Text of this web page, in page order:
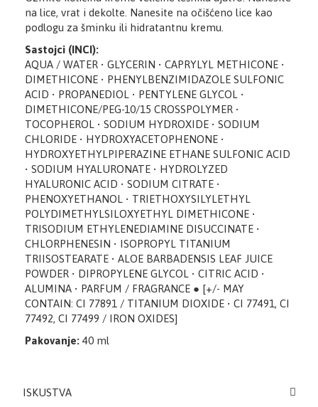
na lice, vrat i dekolte. Nanesite na očišćeno lice kao
podlogu za šminku ili hidratantnu kremu.
Sastojci (INCI):
AQUA / WATER • GLYCERIN • CAPRYLYL METHICONE •
DIMETHICONE • PHENYLBENZIMIDAZOLE SULFONIC
ACID • PROPANEDIOL • PENTYLENE GLYCOL •
DIMETHICONE/PEG-10/15 CROSSPOLYMER •
TOCOPHEROL • SODIUM HYDROXIDE • SODIUM
CHLORIDE • HYDROXYACETOPHENONE •
HYDROXYETHYLPIPERAZINE ETHANE SULFONIC ACID
• SODIUM HYALURONATE • HYDROLYZED
HYALURONIC ACID • SODIUM CITRATE •
PHENOXYETHANOL • TRIETHOXYSILYLETHYL
POLYDIMETHYLSILOXYETHYL DIMETHICONE •
TRISODIUM ETHYLENEDIAMINE DISUCCINATE •
CHLORPHENESIN • ISOPROPYL TITANIUM
TRIISOSTEARATE • ALOE BARBADENSIS LEAF JUICE
POWDER • DIPROPYLENE GLYCOL • CITRIC ACID •
ALUMINA • PARFUM / FRAGRANCE ● [+/- MAY
CONTAIN: CI 77891 / TITANIUM DIOXIDE • CI 77491, CI
77492, CI 77499 / IRON OXIDES]
Pakovanje:40 ml
ISKUSTVA